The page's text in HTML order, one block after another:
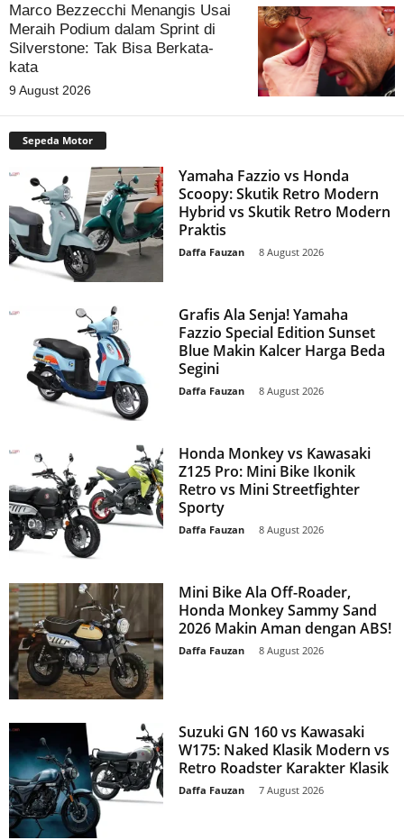
Marco Bezzecchi Menangis Usai
Meraih Podium dalam Sprint di
Silverstone: Tak Bisa Berkata-
kata
9 August 2026
Sepeda Motor
Yamaha Fazzio vs Honda
Scoopy: Skutik Retro Modern
Hybrid vs Skutik Retro Modern
Praktis
Daffa Fauzan 8 August 2026
Grafis Ala Senja! Yamaha
Fazzio Special Edition Sunset
Blue Makin Kalcer Harga Beda
Segini
Daffa Fauzan 8 August 2026
Honda Monkey vs Kawasaki
Z125 Pro: Mini Bike Ikonik
Retro vs Mini Streetfighter
Sporty
Daffa Fauzan 8 August 2026
Mini Bike Ala Off-Roader,
Honda Monkey Sammy Sand
2026 Makin Aman dengan ABS!
Daffa Fauzan 8 August 2026
Suzuki GN 160 vs Kawasaki
W175: Naked Klasik Modern vs
Retro Roadster Karakter Klasik
Daffa Fauzan 7 August 2026